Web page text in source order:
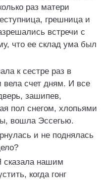
раз матери
грешница и
встречи с
что ее склад ума был
к сестре раз в
вела счет дням. И все
зашипев,
пол снегом, хлопьями
вошла Эссегью.
и не поднялась
нашим
когда гонг